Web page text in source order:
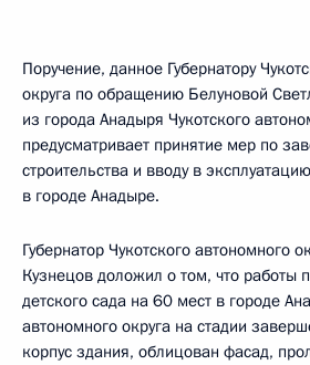
Поручение, данное Губернатору
округа по обращению Белуновой
из города Анадыря Чукотского
предусматривает принятие мер по
строительства и вводу в
в городе Анадыре.
Губернатор Чукотского автономного
Кузнецов доложил о том, что работы
детского сада на 60 мест в городе
автономного округа на стадии
корпус здания, облицован фасад,